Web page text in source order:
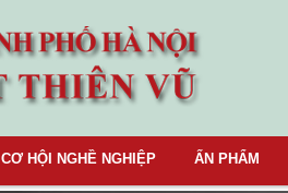
CƠ HỘI NGHỀ NGHIỆP ẤN PHẨM